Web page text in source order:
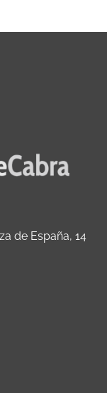
de España, 14